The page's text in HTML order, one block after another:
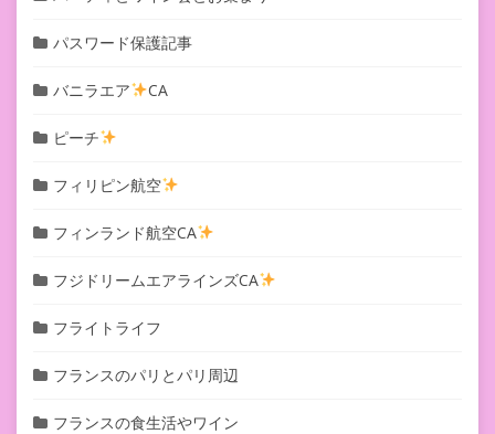
パスワード保護記事
バニラエア CA
ピーチ
フィリピン航空
フィンランド航空CA
フジドリームエアラインズCA
フライトライフ
フランスのパリとパリ周辺
フランスの食生活やワイン